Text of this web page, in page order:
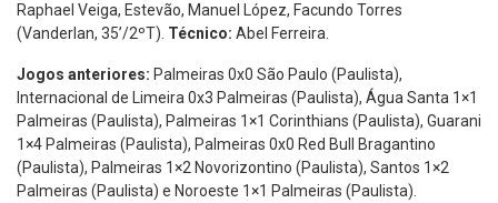
Raphael Veiga, Estevão, Manuel López, Facundo Torres
(Vanderlan, 35’/2ºT). Técnico: Abel Ferreira.
Jogos anteriores: Palmeiras 0x0 São Paulo (Paulista),
Internacional de Limeira 0x3 Palmeiras (Paulista), Água Santa 1×1
Palmeiras (Paulista), Palmeiras 1×1 Corinthians (Paulista), Guarani
1×4 Palmeiras (Paulista), Palmeiras 0x0 Red Bull Bragantino
(Paulista), Palmeiras 1×2 Novorizontino (Paulista), Santos 1×2
Palmeiras (Paulista) e Noroeste 1×1 Palmeiras (Paulista).